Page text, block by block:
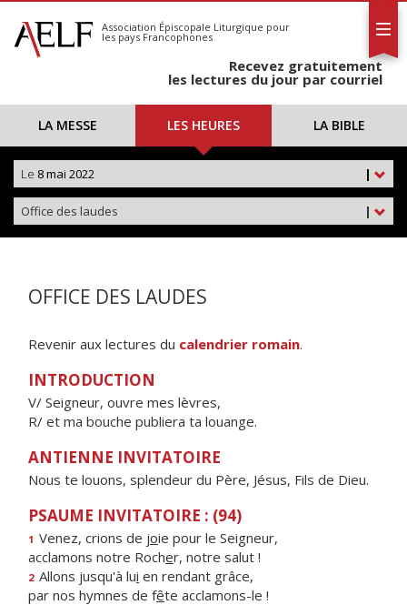
S'abonner
Calendrier
Association Épiscopale Liturgique pour
les pays Francophones
Recevez gratuitement
les lectures du jour par courriel
LA MESSE LES HEURES LA BIBLE
|
Le 8 mai 2022
|
Office des laudes
OFFICE DES LAUDES
Revenir aux lectures du calendrier romain.
INTRODUCTION
V/ Seigneur, ouvre mes lèvres,
R/ et ma bouche publiera ta louange.
ANTIENNE INVITATOIRE
Nous te louons, splendeur du Père, Jésus, Fils de Dieu.
PSAUME INVITATOIRE : (94)
1 Venez, crions de joie pour le Seigneur,
acclamons notre Rocher, notre salut !
2 Allons jusqu'à lui en rendant grâce,
par nos hymnes de fête acclamons-le !